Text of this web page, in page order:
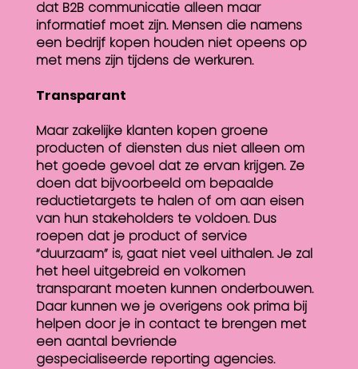
dat B2B communicatie alleen maar
informatief moet zijn. Mensen die namens
een bedrijf kopen houden niet opeens op
met mens zijn tijdens de werkuren.
Transparant
Maar zakelijke klanten kopen groene
producten of diensten dus niet alleen om
het goede gevoel dat ze ervan krijgen. Ze
doen dat bijvoorbeeld om bepaalde
reductietargets te halen of om aan eisen
van hun stakeholders te voldoen. Dus
roepen dat je product of service
“duurzaam” is, gaat niet veel uithalen. Je zal
het heel uitgebreid en volkomen
transparant moeten kunnen onderbouwen.
Daar kunnen we je overigens ook prima bij
helpen door je in contact te brengen met
een aantal bevriende
gespecialiseerde reporting agencies.